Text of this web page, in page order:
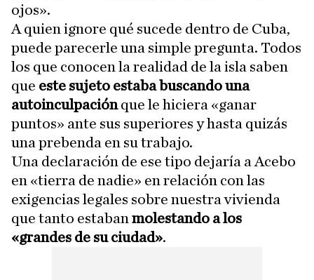
ojos».
A quien ignore qué sucede dentro de Cuba,
puede parecerle una simple pregunta. Todos
los que conocen la realidad de la isla saben
que este sujeto estaba buscando una
autoinculpaciónque le hiciera «ganar
puntos» ante sus superiores y hasta quizás
una prebenda en su trabajo.
Una declaración de ese tipo dejaría a Acebo
en «tierra de nadie» en relación con las
exigencias legales sobre nuestra vivienda
que tanto estaban molestando a los
«grandes de su ciudad».